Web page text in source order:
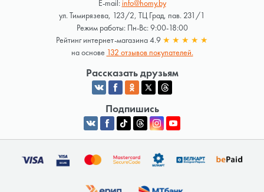
E-mail:info@homy.by
ул. Тимирязева, 123/2, ТЦ Град, пав. 231/1
Режим работы: Пн-Вс: 9:00-18:00
Рейтинг интернет-магазина 4.9 ★ ★ ★ ★ ★
на основе 132 отзывов покупателей.
Рассказать друзьям
Подпишись